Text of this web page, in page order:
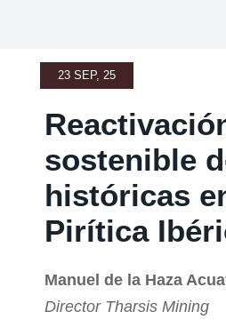
23 SEP, 25
sostenible
históricas
Pirítica
Manuel de la Haza
Director Tharsis Mining